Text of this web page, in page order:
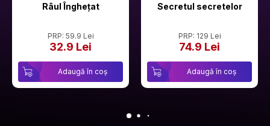
Râul Înghețat
PRP: 59.9 Lei
32.9 Lei
Adaugă în coș
Secretul secretelor
PRP: 129 Lei
74.9 Lei
Adaugă în coș